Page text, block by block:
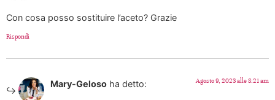
Con cosa posso sostituire l’aceto? Grazie
Rispondi
Mary-Geloso ha detto: Agosto 9, 2023 alle 8:21 am